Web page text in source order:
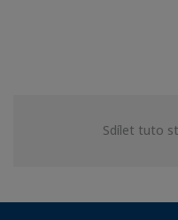
Sdílet tuto